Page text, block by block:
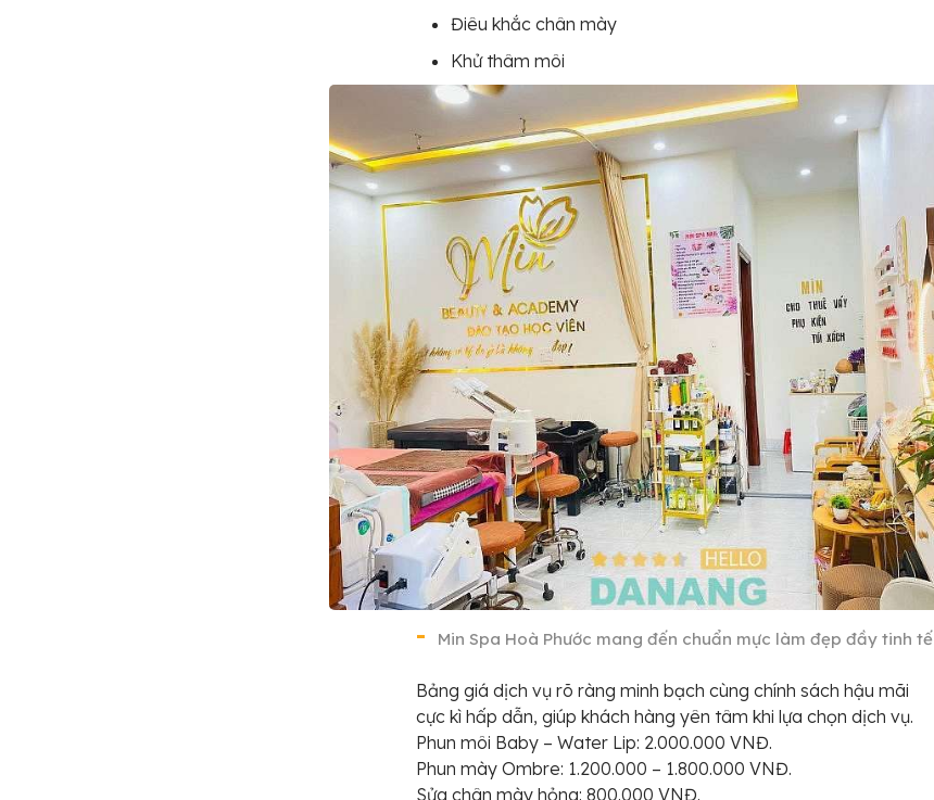
Điêu khắc chân mày
Khử thâm môi
Min Spa Hoà Phước mang đến chuẩn mực làm đẹp đầy tinh tế
Bảng giá dịch vụ rõ ràng minh bạch cùng chính sách hậu mãi
cực kì hấp dẫn, giúp khách hàng yên tâm khi lựa chọn dịch vụ.
Phun môi Baby – Water Lip: 2.000.000 VNĐ.
Phun mày Ombre: 1.200.000 – 1.800.000 VNĐ.
Sửa chân mày hỏng: 800.000 VNĐ.